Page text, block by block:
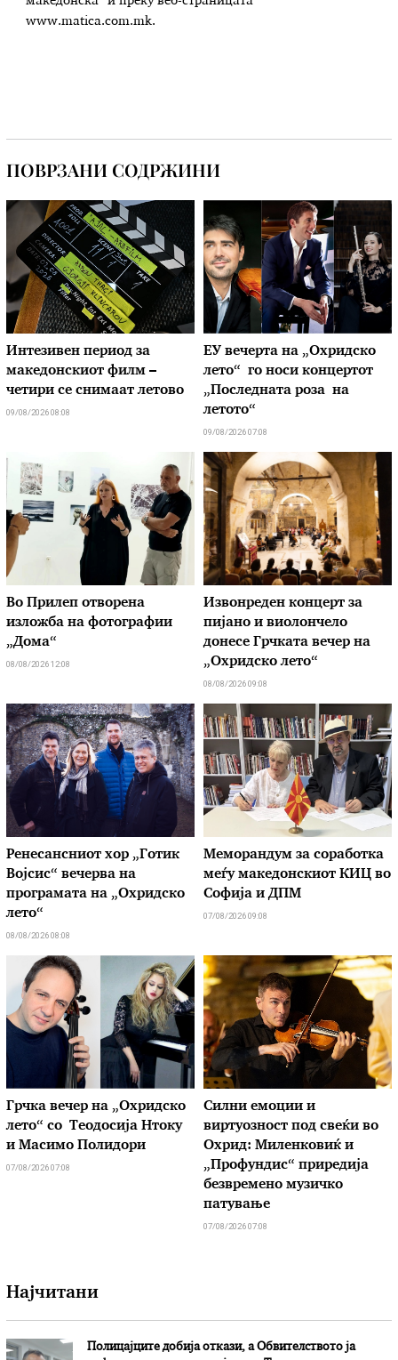
www.matica.com.mk.
ПОВРЗАНИ СОДРЖИНИ
Интезивен период за
македонскиот филм –
четири се снимаат летово
09/08/2026 08:08
ЕУ вечерта на „Охридско
лето“ го носи концертот
„Последната роза на
летото“
09/08/2026 07:08
Во Прилеп отворена
изложба на фотографии
„Дома“
08/08/2026 12:08
Извонреден концерт за
пијано и виолончело
донесе Грчката вечер на
„Охридско лето“
08/08/2026 09:08
Ренесансниот хор „Готик
Војсис“ вечерва на
програмата на „Охридско
лето“
08/08/2026 08:08
Меморандум за соработка
меѓу македонскиот КИЦ во
Софија и ДПМ
07/08/2026 09:08
Грчка вечер на „Охридско
лето“ со Теодосија Нтоку
и Масимо Полидори
07/08/2026 07:08
Силни емоции и
виртуозност под свеќи во
Охрид: Миленковиќ и
„Профундис“ приредија
безвремено музичко
патување
07/08/2026 07:08
Најчитани
Полицајците добија откази, а Обвителството ја